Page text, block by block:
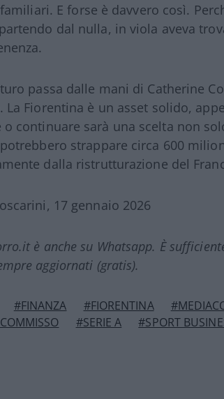
E forse è davvero così.
dal nulla, in viola aveva
passa dalle mani di Catherine
La Fiorentina è un asset solido,
o continuare sarà una scelta non
strappare circa 600
dalla ristrutturazione del
17 gennaio 2026
è anche su Whatsapp. È
aggiornati (gratis).
#FINANZA #FIORENTINA
#SERIE A #SPORT